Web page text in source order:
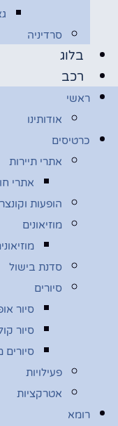
סרדיניה
בלוג
רכב
ראשי
אודותינו
כרטיסים
אתרי תיירות
אתרי
הופעות
מוזיאונים
סדנת בישול
סיורים
סיור
סיור
סיורים
פעילויות
אטרקציות
רומא